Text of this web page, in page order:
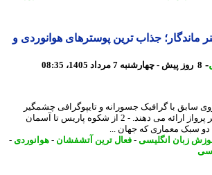
ماندگار؛ جذاب ترین پوسترهای هوانوردی و
با گرافیک جسورانه و تایپوگرافی چشمگیر
خود، روایتی بصری از عصر پرواز ارائه می دهند. - 2 از شکوه پاریس تا آسمان
معماری که جهان ...
زبان انگلیسی-فعال ترین آتشفشان-هوانوردی-